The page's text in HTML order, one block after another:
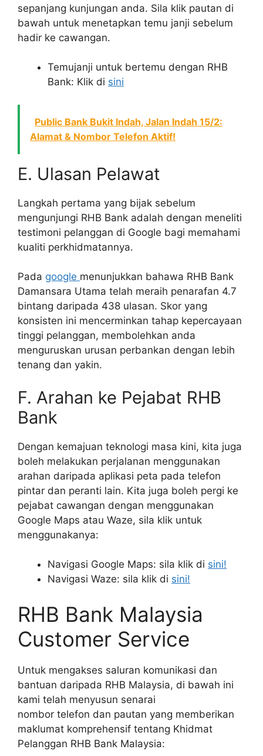
sepanjang kunjungan anda. Sila klik pautan di
bawah untuk menetapkan temu janji sebelum
hadir ke cawangan.
Temujanji untuk bertemu dengan RHB
Bank: Klik di sini
Public Bank Bukit Indah, Jalan Indah 15/2:
Alamat & Nombor Telefon Aktif!
E. Ulasan Pelawat
Langkah pertama yang bijak sebelum
mengunjungi RHB Bank adalah dengan meneliti
testimoni pelanggan di Google bagi memahami
kualiti perkhidmatannya.
Pada google menunjukkan bahawa RHB Bank
Damansara Utama telah meraih penarafan 4.7
bintang daripada 438 ulasan. Skor yang
konsisten ini mencerminkan tahap kepercayaan
tinggi pelanggan, membolehkan anda
menguruskan urusan perbankan dengan lebih
tenang dan yakin.
F. Arahan ke Pejabat RHB
Bank
Dengan kemajuan teknologi masa kini, kita juga
boleh melakukan perjalanan menggunakan
arahan daripada aplikasi peta pada telefon
pintar dan peranti lain. Kita juga boleh pergi ke
pejabat cawangan dengan menggunakan
Google Maps atau Waze, sila klik untuk
menggunakanya:
Navigasi Google Maps: sila klik di sini!
Navigasi Waze: sila klik di sini!
RHB Bank Malaysia
Customer Service
Untuk mengakses saluran komunikasi dan
bantuan daripada RHB Malaysia, di bawah ini
kami telah menyusun senarai
nombor telefon dan pautan yang memberikan
maklumat komprehensif tentang Khidmat
Pelanggan RHB Bank Malaysia: